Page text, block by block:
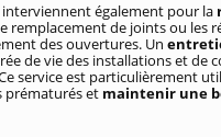
interviennent également pour la
remplacement de joints ou les
des ouvertures. Un
de vie des installations et de
service est particulièrement
prématurés et maintenir une